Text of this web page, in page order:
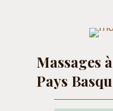
Massages
Pays